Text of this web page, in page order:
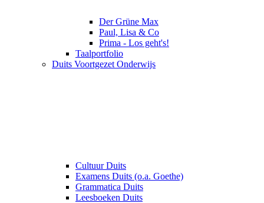
Der Grüne Max
Paul, Lisa & Co
Prima - Los geht's!
Taalportfolio
Duits Voortgezet Onderwijs
Cultuur Duits
Examens Duits (o.a. Goethe)
Grammatica Duits
Leesboeken Duits